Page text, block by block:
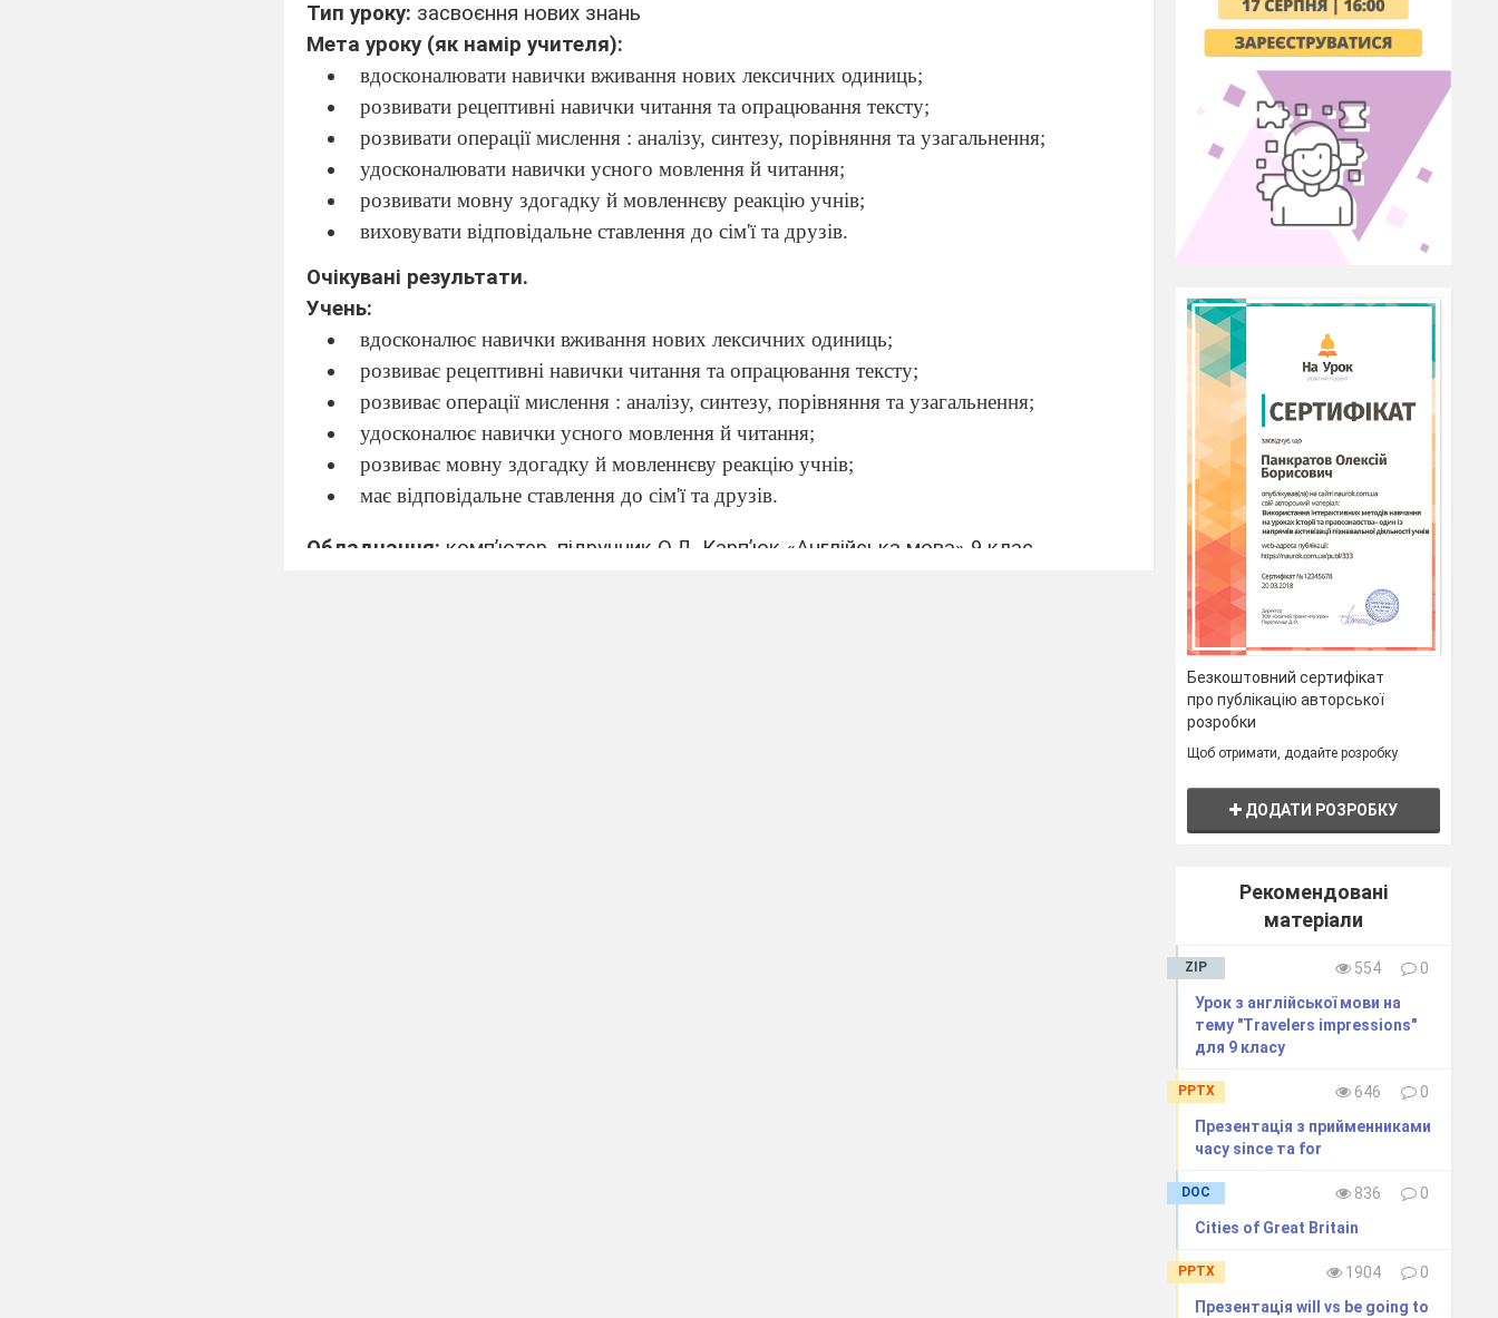
Тип уроку: засвоєння нових знань
Мета уроку (як намір учителя):
вдосконалювати навички вживання нових лексичних одиниць;
розвивати рецептивні навички читання та опрацювання тексту;
розвивати операції мислення : аналізу, синтезу, порівняння та узагальнення;
удосконалювати навички усного мовлення й читання;
розвивати мовну здогадку й мовленнєву реакцію учнів;
виховувати відповідальне ставлення до сім'ї та друзів.
Очікувані результати.
Учень:
вдосконалює навички вживання нових лексичних одиниць;
розвиває рецептивні навички читання та опрацювання тексту;
розвиває операції мислення : аналізу, синтезу, порівняння та узагальнення;
удосконалює навички усного мовлення й читання;
розвиває мовну здогадку й мовленнєву реакцію учнів;
має відповідальне ставлення до сім'ї та друзів.
Обладнання: комп’ютер, підручник О.Д. Карп’юк «Англійська мова» 9 клас,
Безкоштовний сертифікат
про публікацію авторської
розробки
Щоб отримати, додайте розробку
ДОДАТИ РОЗРОБКУ
Рекомендовані
матеріали
ZIP 554
0
Урок з англійської мови на
тему "Travelers impressions"
для 9 класу
PPTX 646
0
Презентація з прийменниками
часу since та for
DOC 836
0
Cities of Great Britain
PPTX 1904
0
Презентація will vs be going to